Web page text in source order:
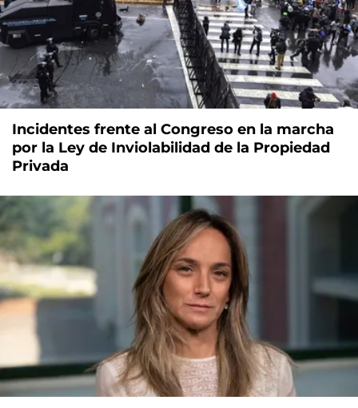
Incidentes frente al Congreso en la marcha
por la Ley de Inviolabilidad de la Propiedad
Privada